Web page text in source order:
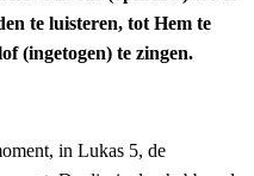
te luisteren, tot Hem te
(ingetogen) te zingen.
in Lukas 5, de